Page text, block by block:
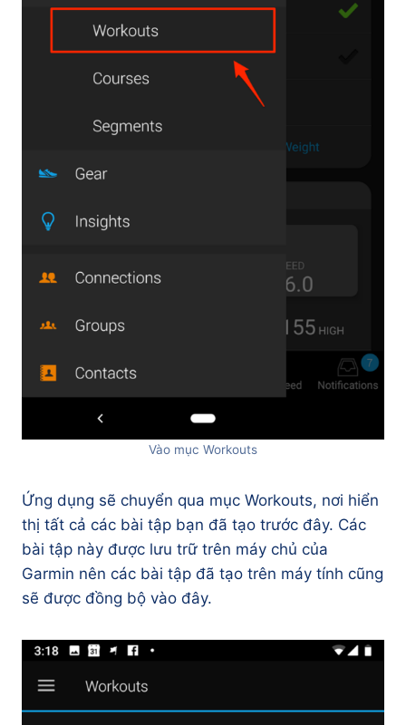
Vào mục Workouts
Ứng dụng sẽ chuyển qua mục Workouts, nơi hiển
thị tất cả các bài tập bạn đã tạo trước đây. Các
bài tập này được lưu trữ trên máy chủ của
Garmin nên các bài tập đã tạo trên máy tính cũng
sẽ được đồng bộ vào đây.